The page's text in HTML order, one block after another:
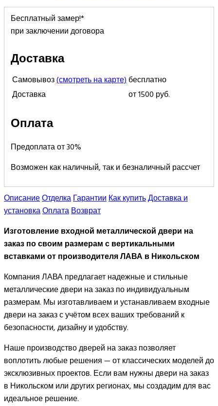
Бесплатный замер!*
при заключении договора
Доставка
Самовывоз(смотреть на карте)бесплатно
Доставка
от 1500 руб.
Оплата
Предоплата от 30%
Возможен как наличный, так и безналичный рассчет
ОписаниеОтделкаГарантииКак купитьДоставка и
установкаОплатаВозврат
Изготовление входной металлической двери на
заказ по своим размерам с вертикальными
вставками от производителя ЛАВА в Никольском
Компания ЛАВА предлагает надежные и стильные
металлические двери на заказ по индивидуальным
размерам. Мы изготавливаем и устанавливаем входные
двери на заказ с учётом всех ваших требований к
безопасности, дизайну и удобству.
Наше производство дверей на заказ позволяет
воплотить любые решения — от классических моделей до
эксклюзивных проектов. Если вам нужны двери на заказ
в Никольском или других регионах, мы создадим для вас
идеальное решение.